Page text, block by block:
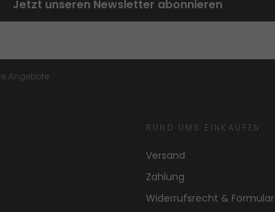
Jetzt unseren Newsletter abonnieren
Angebote
RUND UMS EINKAUFEN
Versand
Zahlung
Widerrufsrecht & Formular